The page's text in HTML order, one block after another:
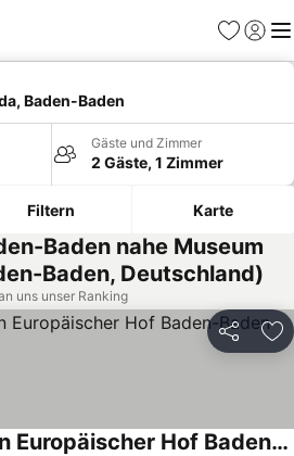
Favoriten
Baden-Baden
Gäste und Zimmer
2 Gäste, 1 Zimmer
Filtern Karte
Baden nahe Museum
Baden, Deutschland)
uns unser Ranking
Teilen
Steigenberger Icon Europäischer Hof Baden-Baden